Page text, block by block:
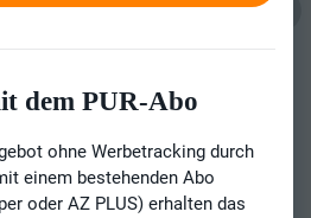
dem PUR-Abo
ohne Werbetracking durch
einem bestehenden Abo
oder AZ PLUS) erhalten das